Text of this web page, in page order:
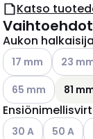
Katso
Vaihtoehdot
Aukon halkaisija
Katso
17 mm Katso
23
Katso
65 mm 81
Katso
30 A Katso
50 A